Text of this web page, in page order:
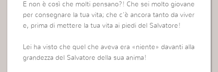
E non è così che molti pensano?! Che sei molto giovane
per consegnare la tua vita; che c’è ancora tanto da viver
e, prima di mettere la tua vita ai piedi del Salvatore!
Lei ha visto che quel che aveva era «niente» davanti alla
grandezza del Salvatore della sua anima!